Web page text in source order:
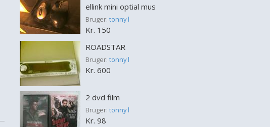
ellink mini optial mus
Bruger: tonny l
Kr. 150
ROADSTAR
Bruger: tonny l
Kr. 600
2 dvd film
Bruger: tonny l
Kr. 98